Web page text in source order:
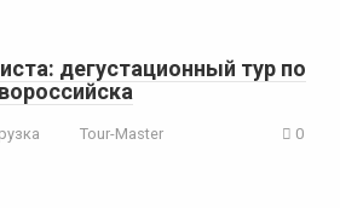
дегустационный тур по
Tour-Master 0